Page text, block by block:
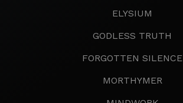
ELYSIUM
GODLESS TRUTH
FORGOTTEN SILENCE
MORTHYMER